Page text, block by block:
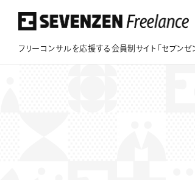
フリーコンサルを応援する会員制サイト「セブンゼ
フリーコンサルを応援する会員制サイト
「セブンゼンフリーランス」